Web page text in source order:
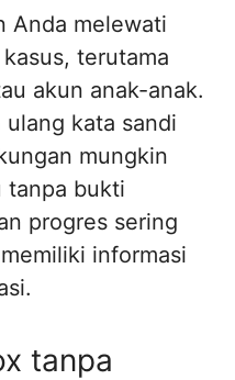
Anda melewati
terutama
akun anak-anak.
kata sandi
mungkin
tanpa bukti
progres sering
informasi
tanpa